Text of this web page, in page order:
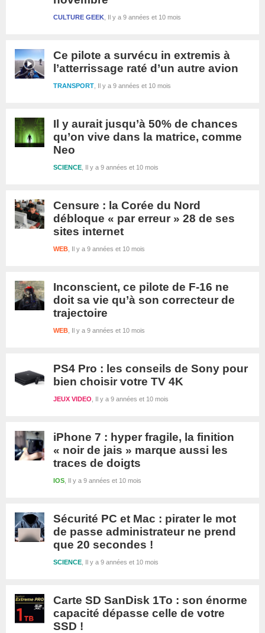
Il y a 9 années et 10 mois
CULTURE GEEK
Ce pilote a survécu in extremis à
l’atterrissage raté d’un autre avion
Il y a 9 années et 10 mois
TRANSPORT
Il y aurait jusqu’à 50% de chances
qu’on vive dans la matrice, comme
Neo
Il y a 9 années et 10 mois
SCIENCE
Censure : la Corée du Nord
débloque « par erreur » 28 de ses
sites internet
Il y a 9 années et 10 mois
WEB
Inconscient, ce pilote de F-16 ne
doit sa vie qu’à son correcteur de
trajectoire
Il y a 9 années et 10 mois
WEB
PS4 Pro : les conseils de Sony pour
bien choisir votre TV 4K
Il y a 9 années et 10 mois
JEUX VIDEO
iPhone 7 : hyper fragile, la finition
« noir de jais » marque aussi les
traces de doigts
Il y a 9 années et 10 mois
IOS
Sécurité PC et Mac : pirater le mot
de passe administrateur ne prend
que 20 secondes !
Il y a 9 années et 10 mois
SCIENCE
Carte SD SanDisk 1To : son énorme
capacité dépasse celle de votre
SSD !